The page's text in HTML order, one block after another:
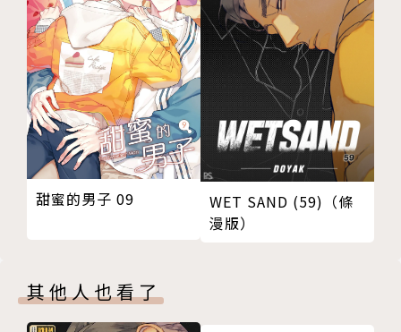
甜蜜的男子 09
WET SAND (59)（條
漫版）
其他人也看了